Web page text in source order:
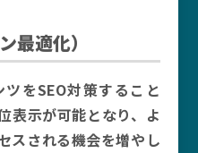
最適化）
をSEO対策すること
表示が可能となり、よ
スされる機会を増やし